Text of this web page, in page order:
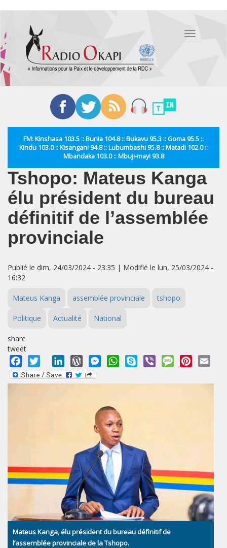
contenu
principal
Toggle
FM: Kinshasa 103.5 :: Bunia 104.8 :: Bukavu 95.3 :: Goma 95.5 ::
Kindu 103.0 :: Kisangani 94.8 :: Lubumbashi 95.8 :: Matadi 102.0 ::
Mbandaka 103.0 :: Mbuji-mayi 93.8
Tshopo: Mateus Kanga
élu président du bureau
définitif de l’assemblée
provinciale
Publié le dim, 24/03/2024 - 23:35 | Modifié le lun, 25/03/2024 -
16:32
Mateus Kanga assemblée provinciale tshopo
Politique Actualité National
share
tweet
Facebook
Twitter LinkedInWordPressMessengerWhatsApp
Skype Viber MessagePinterest
Mateus Kanga, élu président du bureau définitif de
l’assemblée provinciale de la Tshopo.